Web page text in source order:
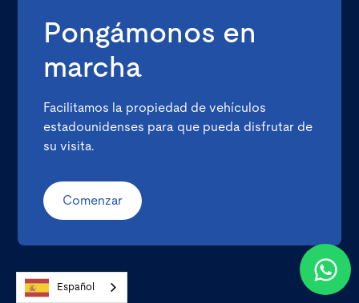
Pongámonos en
marcha
Facilitamos la propiedad de vehículos
estadounidenses para que pueda disfrutar de
su visita.
Comenzar
Español